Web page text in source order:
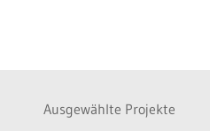
Ausgewählte Projekte